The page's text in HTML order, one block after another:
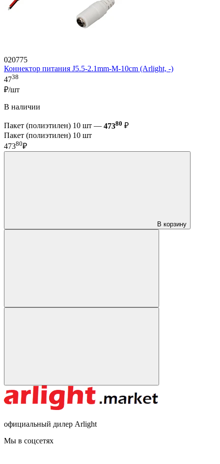
020775
Коннектор питания J5.5-2.1mm-M-10cm (Arlight, -)
4738
₽/шт
В наличии
Пакет (полиэтилен) 10 шт — 47380 ₽
Пакет (полиэтилен) 10 шт
47380₽
В корзину
официальный дилер Arlight
Мы в соцсетях